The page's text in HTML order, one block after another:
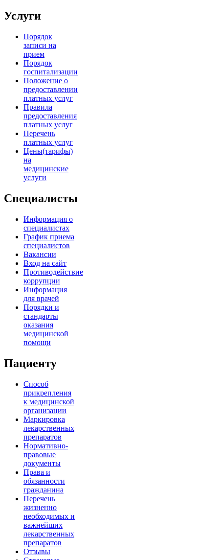
Услуги
Порядок
записи на
прием
Порядок
госпитализации
Положение о
предоставлении
платных услуг
Правила
предоставления
платных услуг
Перечень
платных услуг
Цены(тарифы)
на
медицинские
услуги
Специалисты
Информация о
специалистах
График приема
специалистов
Вакансии
Вход на сайт
Противодействие
коррупции
Информация
для врачей
Порядки и
стандарты
оказания
медицинской
помощи
Пациенту
Способ
прикрепления
к медицинской
организации
Маркировка
лекарственных
препаратов
Нормативно-
правовые
документы
Права и
обязанности
гражданина
Перечень
жизненно
необходимых и
важнейших
лекарственных
препаратов
Отзывы